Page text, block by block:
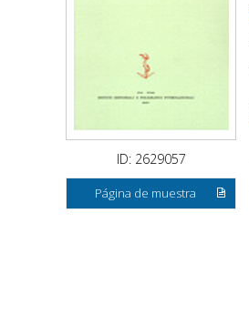
ID: 2629057
Página de muestra